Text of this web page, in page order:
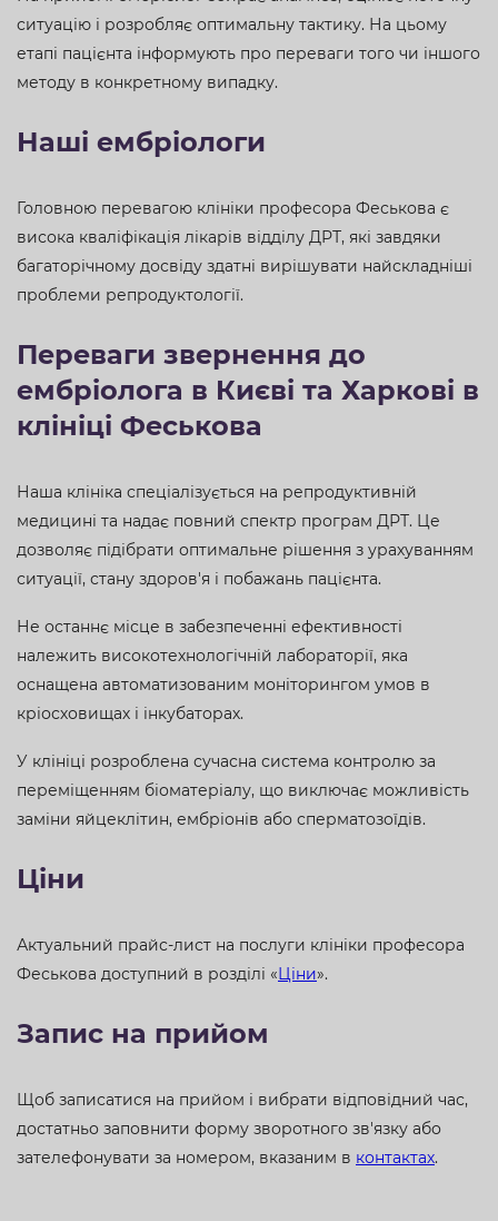
ситуацію і розробляє оптимальну тактику. На цьому
етапі пацієнта інформують про переваги того чи іншого
методу в конкретному випадку.
Наші ембріологи
Головною перевагою клініки професора Феськова є
висока кваліфікація лікарів відділу ДРТ, які завдяки
багаторічному досвіду здатні вирішувати найскладніші
проблеми репродуктології.
Переваги звернення до
ембріолога в Києві та Харкові в
клініці Феськова
Наша клініка спеціалізується на репродуктивній
медицині та надає повний спектр програм ДРТ. Це
дозволяє підібрати оптимальне рішення з урахуванням
ситуації, стану здоров'я і побажань пацієнта.
Не останнє місце в забезпеченні ефективності
належить високотехнологічній лабораторії, яка
оснащена автоматизованим моніторингом умов в
кріосховищах і інкубаторах.
У клініці розроблена сучасна система контролю за
переміщенням біоматеріалу, що виключає можливість
заміни яйцеклітин, ембріонів або сперматозоїдів.
Ціни
Актуальний прайс-лист на послуги клініки професора
Феськова доступний в розділі «Ціни».
Запис на прийом
Щоб записатися на прийом і вибрати відповідний час,
достатньо заповнити форму зворотного зв'язку або
зателефонувати за номером, вказаним в контактах.